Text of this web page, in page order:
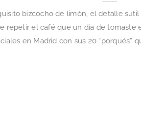
bizcocho de limón, el detalle
repetir el café que un día de tomaste
en Madrid con sus 20